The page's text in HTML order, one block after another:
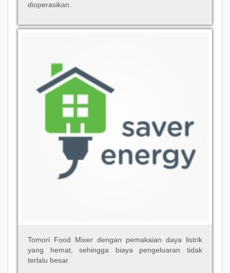
dioperasikan.
Tomori Food Mixer dengan pemakaian daya listrik
yang hemat, sehingga biaya pengeluaran tidak
terlalu besar.